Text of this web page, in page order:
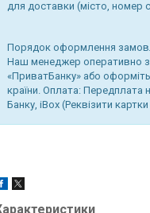
для доставки (місто, номер
Порядок оформлення
Наш менеджер оперативно
«ПриватБанку» або
країни. Оплата: Передплата
Банку, iBox (Реквізити